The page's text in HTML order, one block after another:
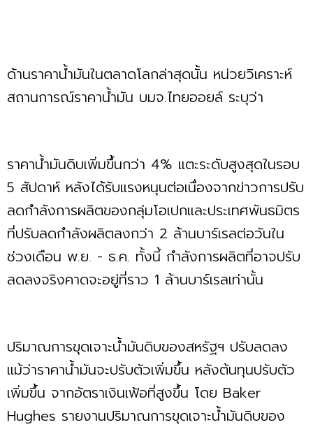
ด้านราคาน้ำมันในตลาดโลกล่าสุดนั้น หน่วยวิเคราะห์
สถานการณ์ราคาน้ำมัน บมจ.ไทยออยล์ ระบุว่า
ราคาน้ำมันดิบเพิ่มขึ้นกว่า 4% แตะระดับสูงสุดในรอบ
5 สัปดาห์ หลังได้รับแรงหนุนต่อเนื่องจากข่าวการปรับ
ลดกำลังการผลิตของกลุ่มโอเปกและประเทศพันธมิตร
ที่ปรับลดกำลังผลิตลงกว่า 2 ล้านบาร์เรลต่อวันใน
ช่วงเดือน พ.ย. - ธ.ค. ทั้งนี้ กำลังการผลิตที่อาจปรับ
ลดลงจริงคาดจะอยู่ที่ราว 1 ล้านบาร์เรลเท่านั้น
ปริมาณการขุดเจาะน้ำมันดิบของสหรัฐฯ ปรับลดลง
แม้ว่าราคาน้ำมันจะปรับตัวเพิ่มขึ้น หลังต้นทุนปรับตัว
เพิ่มขึ้น จากอัตราเงินเฟ้อที่สูงขึ้น โดย Baker
Hughes รายงานปริมาณการขุดเจาะน้ำมันดิบของ